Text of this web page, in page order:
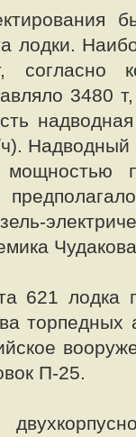
лодки.
согласно
3480
621 лодка
торпедных
П-25.